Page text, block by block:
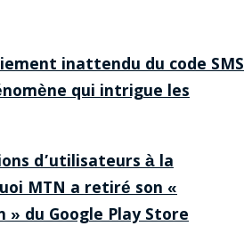
inattendu du code SMS
qui intrigue les
d’utilisateurs à la
MTN a retiré son «
du Google Play Store